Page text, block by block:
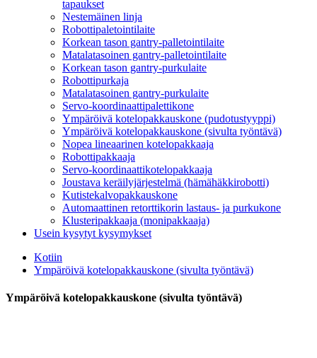
tapaukset
Nestemäinen linja
Robottipaletointilaite
Korkean tason gantry-palletointilaite
Matalatasoinen gantry-palletointilaite
Korkean tason gantry-purkulaite
Robottipurkaja
Matalatasoinen gantry-purkulaite
Servo-koordinaattipalettikone
Ympäröivä kotelopakkauskone (pudotustyyppi)
Ympäröivä kotelopakkauskone (sivulta työntävä)
Nopea lineaarinen kotelopakkaaja
Robottipakkaaja
Servo-koordinaattikotelopakkaaja
Joustava keräilyjärjestelmä (hämähäkkirobotti)
Kutistekalvopakkauskone
Automaattinen retorttikorin lastaus- ja purkukone
Klusteripakkaaja (monipakkaaja)
Usein kysytyt kysymykset
Kotiin
Ympäröivä kotelopakkauskone (sivulta työntävä)
Ympäröivä kotelopakkauskone (sivulta työntävä)